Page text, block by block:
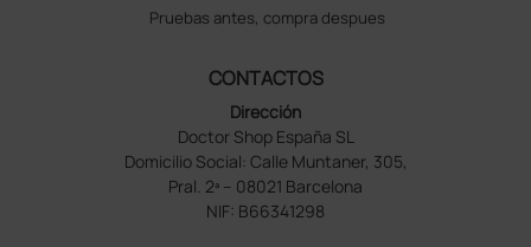
Pruebas antes, compra despues
CONTACTOS
Dirección
Doctor Shop España SL
Domicilio Social: Calle Muntaner, 305,
Pral. 2ª – 08021 Barcelona
NIF: B66341298